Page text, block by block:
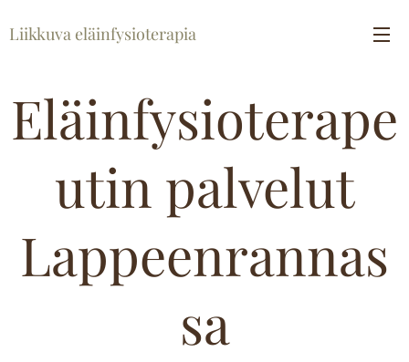
Liikkuva eläinfysioterapia
Eläinfysioterape
utin palvelut
Lappeenrannas
sa